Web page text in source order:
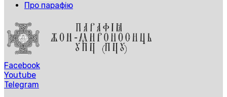
Про парафію
Facebook
Youtube
Telegram